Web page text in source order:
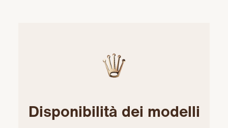
Disponibilità dei modelli